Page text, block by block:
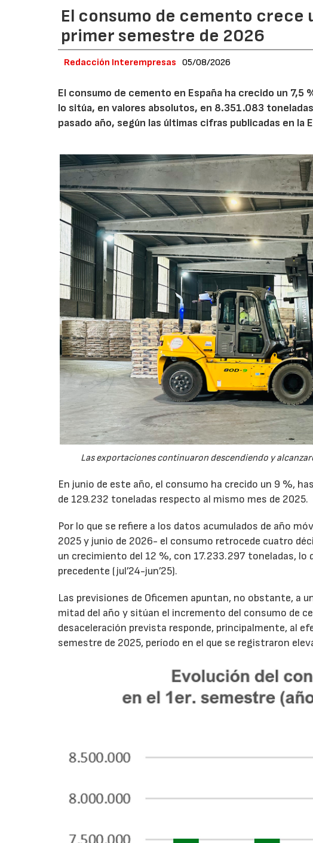
El consumo de cemento crece
primer semestre de 2026
Redacción Interempresas 05/08/2026
El consumo de cemento en España ha crecido un 7,5
lo sitúa, en valores absolutos, en 8.351.083
pasado año, según las últimas cifras publicadas en
Las exportaciones continuaron descendiendo y
En junio de este año, el consumo ha crecido un 9 %,
de 129.232 toneladas respecto al mismo mes de 2025.
Por lo que se refiere a los datos acumulados de año
2025 y junio de 2026- el consumo retrocede cuatro
un crecimiento del 12 %, con 17.233.297 toneladas, lo
precedente (jul’24-jun’25).
Las previsiones de Oficemen apuntan, no obstante, a
mitad del año y sitúan el incremento del consumo de
desaceleración prevista responde, principalmente, al
semestre de 2025, período en el que se registraron